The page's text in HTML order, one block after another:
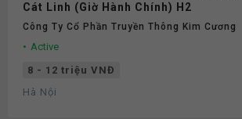
Cát Linh (Giờ Hành Chính) H2
Công Ty Cổ Phần Truyền Thông Kim Cương
Active
8 - 12 triệu VNĐ
Hà Nội